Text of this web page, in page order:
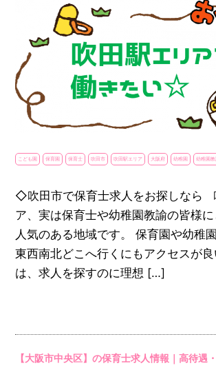
こども園 保育園 保育士 吹田市 吹田駅エリア 大阪府 幼稚園 幼稚園
◇吹田市で保育士求人をお探しなら
ア、実は保育士や幼稚園教諭の皆様
人気のある地域です。 保育園や幼稚
東西南北どこへ行くにもアクセスが
は、求人を探すのに理想 […]
【大阪市中央区】の保育士求人情報｜高待遇